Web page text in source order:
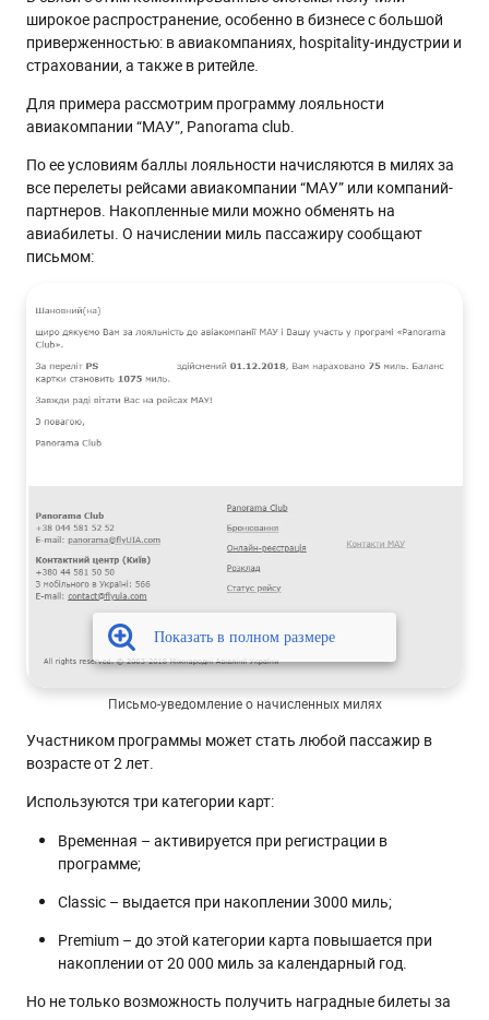
широкое распространение, особенно в бизнесе с большой
приверженностью: в авиакомпаниях, hospitality-индустрии и
страховании, а также в ритейле.
Для примера рассмотрим программу лояльности
авиакомпании “МАУ”, Panorama club.
По ее условиям баллы лояльности начисляются в милях за
все перелеты рейсами авиакомпании “МАУ” или компаний-
партнеров. Накопленные мили можно обменять на
авиабилеты. О начислении миль пассажиру сообщают
письмом:
Письмо-уведомление о начисленных милях
Участником программы может стать любой пассажир в
возрасте от 2 лет.
Используются три категории карт:
Временная – активируется при регистрации в
программе;
Classic – выдается при накоплении 3000 миль;
Premium – до этой категории карта повышается при
накоплении от 20 000 миль за календарный год.
Но не только возможность получить наградные билеты за